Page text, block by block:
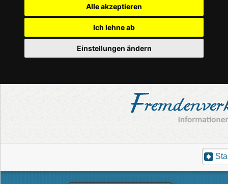
Alle akzeptieren
Ich lehne ab
Einstellungen ändern